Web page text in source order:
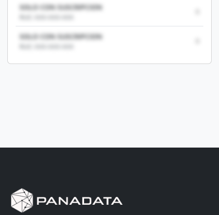
SOLO CON SUSCRIPCION
SOLO CON SUSCRIPCION